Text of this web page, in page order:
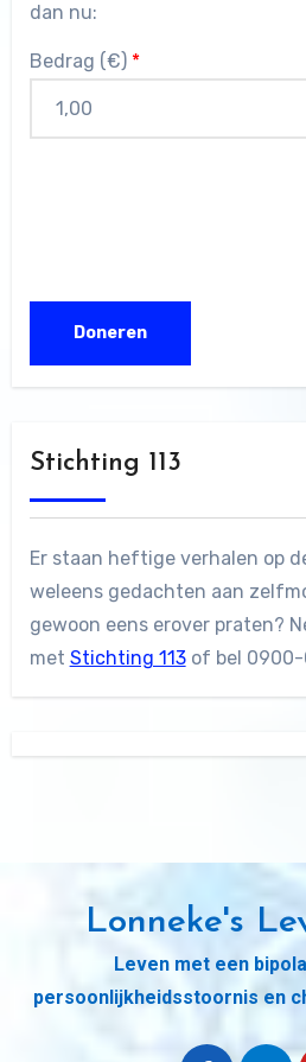
dan nu:
Bedrag (€) *
Stichting 113
Er staan heftige verhalen op
weleens gedachten aan
gewoon eens erover praten?
met Stichting 113of bel 0900-
Lonneke's
Leven met een
persoonlijkheidsstoornis en